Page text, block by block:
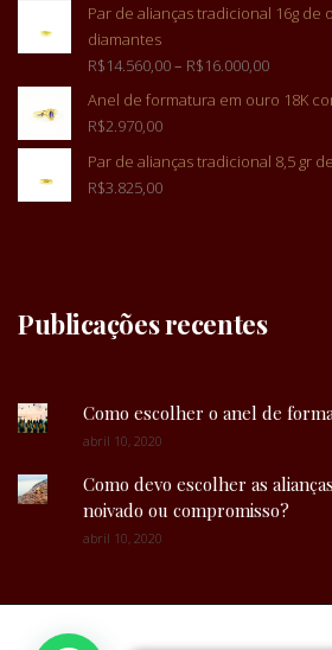
Par de alianças tradicional 16g de
diamantes
R$14.560,00– R$16.000,00
Anel de formatura em ouro 18K
R$2.970,00
Par de alianças tradicional 8,5 gr
R$3.825,00
Publicações recentes
Como escolher o anel de
abril 10, 2020
Como devo escolher as
noivado ou compromisso?
abril 10, 2020